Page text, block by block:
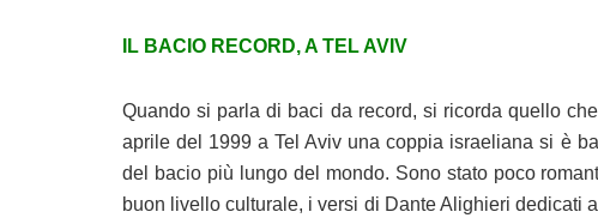
IL BACIO RECORD, A TEL AVIV
Quando si parla di baci da record, si ricorda quello
aprile del 1999 a Tel Aviv una coppia israeliana si è
del bacio più lungo del mondo. Sono stato poco
buon livello culturale, i versi di Dante Alighieri dedicati